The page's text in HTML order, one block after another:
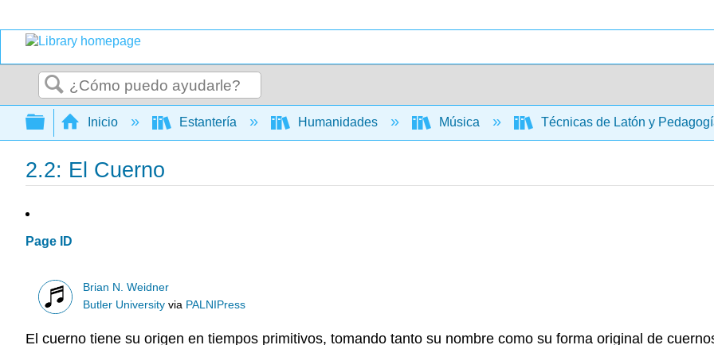
Buscar
Expandir/contraer jerarquía global
Inicio Estantería Humanidades Música Técnicas de Latón y
2.2: El Cuerno
Page ID
Brian N. Weidner
Butler University via PALNIPress
El cuerno tiene su origen en tiempos primitivos, tomando tanto su nombre como su forma original de